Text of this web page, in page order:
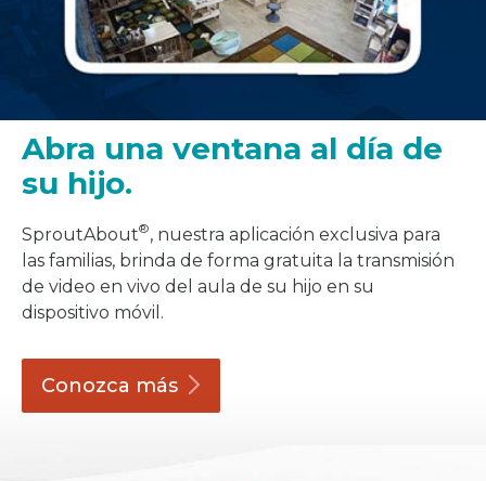
Abra una ventana al día de
su hijo.
SproutAbout®, nuestra aplicación exclusiva para
las familias, brinda de forma gratuita la transmisión
de video en vivo del aula de su hijo en su
dispositivo móvil.
Conozca más